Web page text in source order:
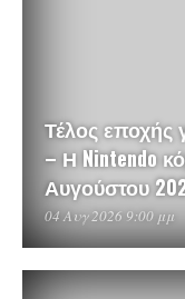
Τέλος εποχής
– Η Nintendo
Αυγούστου
04 Αυγ 2026 9:00 μμ